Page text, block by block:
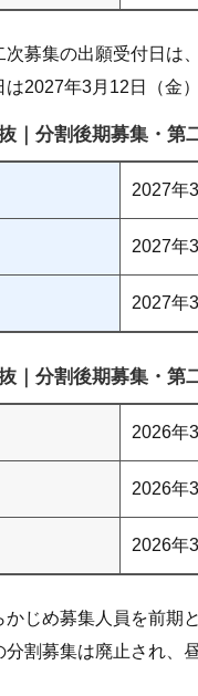
募集の出願受付日は
は2027年3月12日（金）
｜分割後期募集・第
2027年
2027年
2027年
｜分割後期募集・第
2026年
2026年
2026年
かじめ募集人員を前期
分割募集は廃止され、